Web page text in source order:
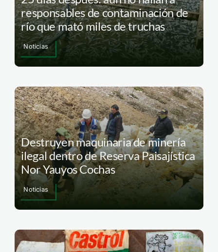
responsables de contaminación de
río que mató miles de truchas
Noticias
Destruyen maquinaria de minería
ilegal dentro de Reserva Paisajística
Nor Yauyos Cochas
Noticias